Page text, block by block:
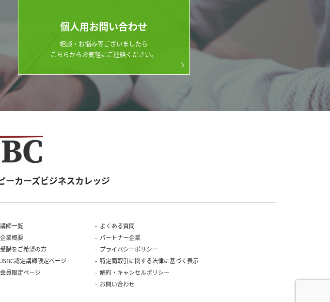
個人用お問い合わせ
相談・お悩み等ございましたら
こちらからお気軽にご連絡ください。
ーカーズビジネスカレッジ
講師一覧
企業概要
受講をご希望の方
JSBC認定講師限定ページ
会員限定ページ
よくある質問
パートナー企業
プライバシーポリシー
特定商取引に関する法律に基づく表示
解約・キャンセルポリシー
お問い合わせ